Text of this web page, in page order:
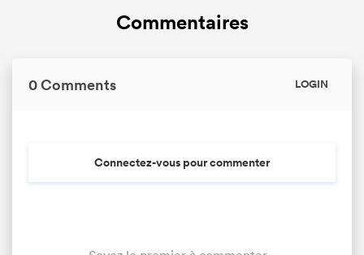
Commentaires
0 Comments LOGIN
Connectez-vous pour commenter